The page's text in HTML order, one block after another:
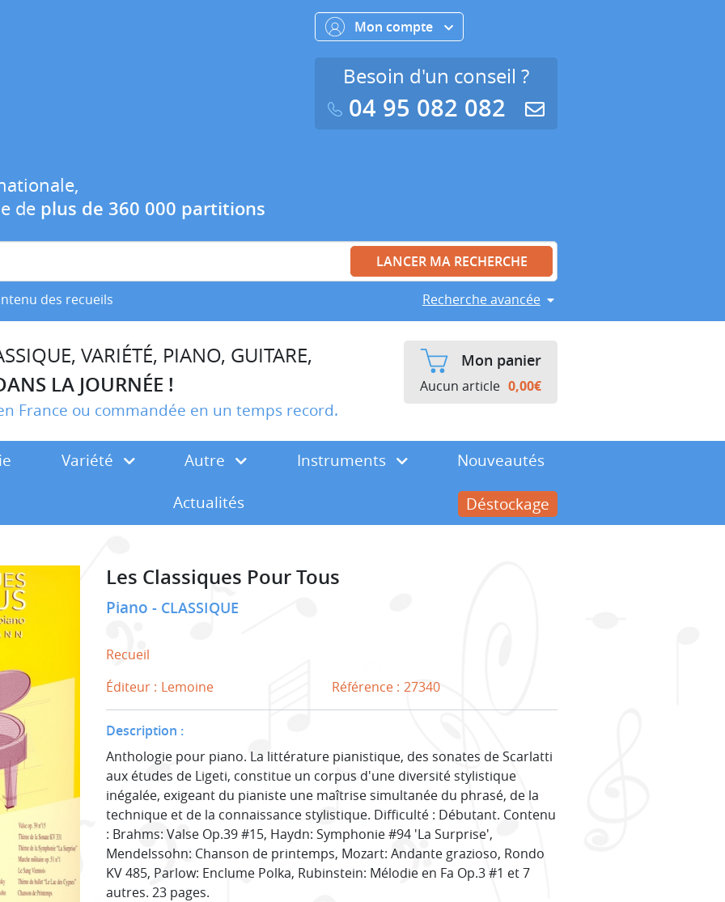
de plus de 360 000 partitions
des recueils Recherche avancée
Mon compte
Besoin d'un conseil ?
04 95 082 082
VARIÉTÉ, PIANO, GUITARE,
LA JOURNÉE !
France ou commandée en un temps record.
Mon panier
Aucun article 0,00€
Variété Autre Instruments
Nouveautés
Actualités Déstockage
Les Classiques Pour Tous
Piano CLASSIQUE
Recueil
Éditeur : Lemoine Référence : 27340
Description :
Anthologie pour piano. La littérature pianistique, des sonates de Scarlatti
aux études de Ligeti, constitue un corpus d'une diversité stylistique
inégalée, exigeant du pianiste une maîtrise simultanée du phrasé, de la
technique et de la connaissance stylistique. Difficulté : Débutant. Contenu
: Brahms: Valse Op.39 #15, Haydn: Symphonie #94 'La Surprise',
Mendelssohn: Chanson de printemps, Mozart: Andante grazioso, Rondo
KV 485, Parlow: Enclume Polka, Rubinstein: Mélodie en Fa Op.3 #1 et 7
autres. 23 pages.